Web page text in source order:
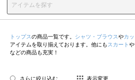
トップスの商品一覧です。 シャツ・ブラウスやカ
アイテムを取り揃えております。他にも スカート や
などの商品も充実！
さらに絞り込む 表示変更